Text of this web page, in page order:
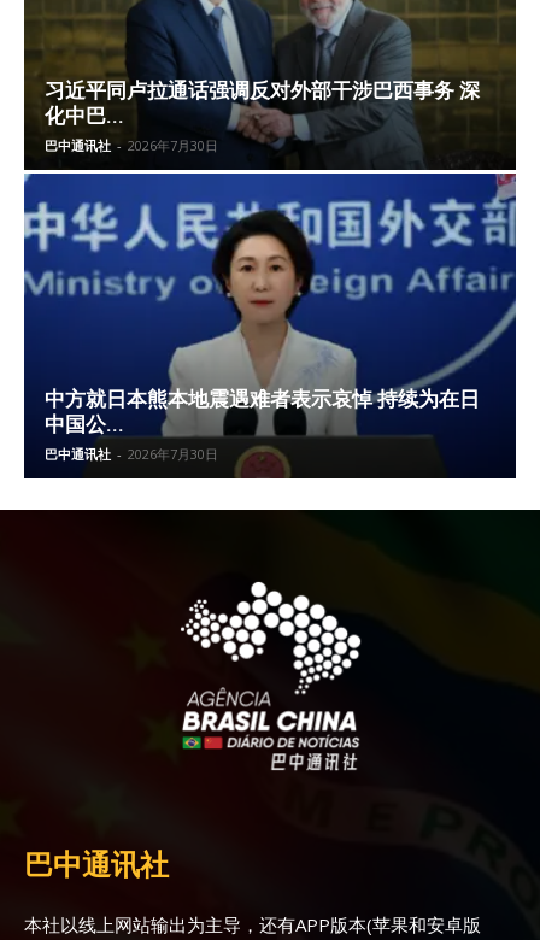
习近平同卢拉通话强调反对外部干涉巴西事务 深
化中巴...
巴中通讯社 - 2026年7月30日
中方就日本熊本地震遇难者表示哀悼 持续为在日
中国公...
巴中通讯社 - 2026年7月30日
巴中通讯社
本社以线上网站输出为主导，还有APP版本(苹果和安卓版